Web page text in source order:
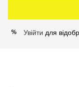
% Увійти для